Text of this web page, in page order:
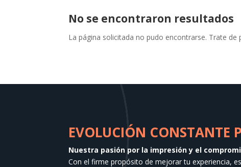
No se encontraron resultados
La página solicitada no pudo encontrarse. Trate
EVOLUCIÓN CONSTANTE
Nuestra pasión por la impresión y el
Con el firme propósito de mejorar tu experiencia,